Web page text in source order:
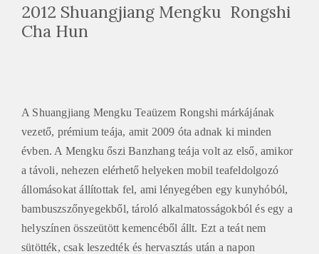
2012 Shuangjiang Mengku Rongshi
Cha Hun
A Shuangjiang Mengku Teaüzem Rongshi márkájának
vezető, prémium teája, amit 2009 óta adnak ki minden
évben. A Mengku őszi Banzhang teája volt az első, amikor
a távoli, nehezen elérhető helyeken mobil teafeldolgozó
állomásokat állítottak fel, ami lényegében egy kunyhóból,
bambuszszőnyegekből, tároló alkalmatosságokból és egy a
helyszínen összeütött kemencéből állt. Ezt a teát nem
sütötték, csak leszedték és hervasztás után a napon